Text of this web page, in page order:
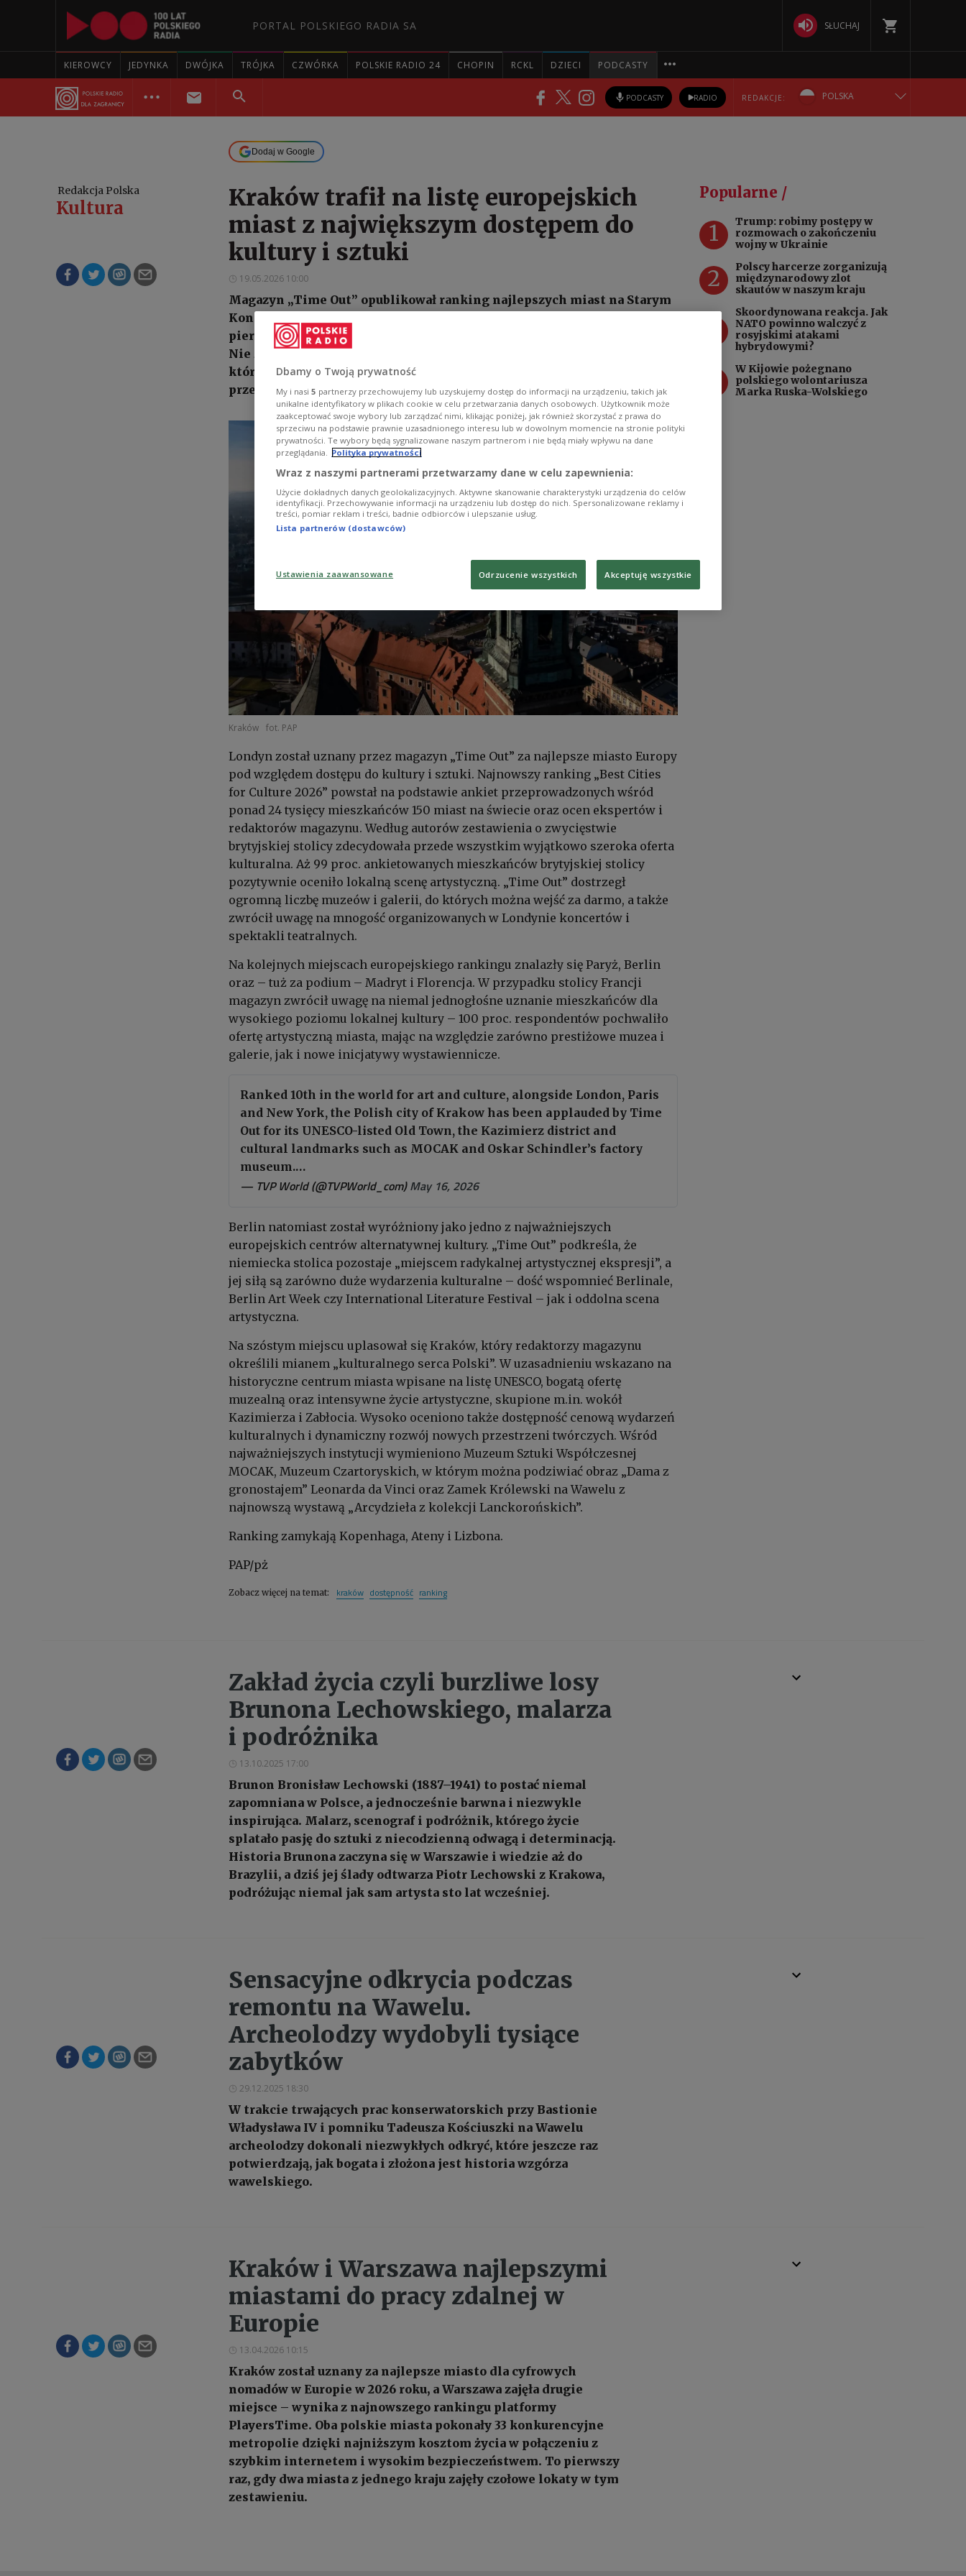
PORTAL POLSKIEGO RADIA SA SŁUCHAJ
KIEROWCY JEDYNKA DWÓJKA TRÓJKA CZWÓRKA POLSKIE RADIO 24 CHOPIN RCKL DZIECI PODCASTY
PODCASTY RADIO REDAKCJE: POLSKA
РУССКИЙ
УКРАЇНСЬКА
Dodaj w Google
Redakcja Polska
Kultura
Kraków trafił na listę europejskich
miast z największym dostępem do
kultury i sztuki
19.05.2026 10:00
Magazyn „Time Out” opublikował ranking najlepszych miast na Starym
Kontynencie pod względem artystyczno-kulturalnych zasobów. Palmę
pierwszeństwa zdobył Londyn, a tuż za nim uplasowały się Paryż i Berlin.
Nie zabrakło polskiego akcentu – do pierwszej dziesiątki trafił Kraków,
który doceniono za bogatą ofertę muzealną i dynamiczny rozwój nowych
przestrzeni twórczych.
Kraków fot. PAP
Londyn został uznany przez magazyn „Time Out” za najlepsze miasto Europy
pod względem dostępu do kultury i sztuki. Najnowszy ranking „Best Cities
for Culture 2026” powstał na podstawie ankiet przeprowadzonych wśród
ponad 24 tysięcy mieszkańców 150 miast na świecie oraz ocen ekspertów i
redaktorów magazynu. Według autorów zestawienia o zwycięstwie
brytyjskiej stolicy zdecydowała przede wszystkim wyjątkowo szeroka oferta
kulturalna. Aż 99 proc. ankietowanych mieszkańców brytyjskiej stolicy
pozytywnie oceniło lokalną scenę artystyczną. „Time Out” dostrzegł
ogromną liczbę muzeów i galerii, do których można wejść za darmo, a także
zwrócił uwagę na mnogość organizowanych w Londynie koncertów i
spektakli teatralnych.
Na kolejnych miejscach europejskiego rankingu znalazły się Paryż, Berlin
oraz – tuż za podium – Madryt i Florencja. W przypadku stolicy Francji
magazyn zwrócił uwagę na niemal jednogłośne uznanie mieszkańców dla
wysokiego poziomu lokalnej kultury – 100 proc. respondentów pochwaliło
ofertę artystyczną miasta, mając na względzie zarówno prestiżowe muzea i
galerie, jak i nowe inicjatywy wystawiennicze.
Ranked 10th in the world for art and culture, alongside London, Paris
and New York, the Polish city of Krakow has been applauded by Time
Out for its UNESCO-listed Old Town, the Kazimierz district and
cultural landmarks such as MOCAK and Oskar Schindler’s factory
museum.…
— TVP World (@TVPWorld_com)May 16, 2026
Berlin natomiast został wyróżniony jako jedno z najważniejszych
europejskich centrów alternatywnej kultury. „Time Out” podkreśla, że
niemiecka stolica pozostaje „miejscem radykalnej artystycznej ekspresji”, a
jej siłą są zarówno duże wydarzenia kulturalne – dość wspomnieć Berlinale,
Berlin Art Week czy International Literature Festival – jak i oddolna scena
artystyczna.
Na szóstym miejscu uplasował się Kraków, który redaktorzy magazynu
określili mianem „kulturalnego serca Polski”. W uzasadnieniu wskazano na
historyczne centrum miasta wpisane na listę UNESCO, bogatą ofertę
muzealną oraz intensywne życie artystyczne, skupione m.in. wokół
Kazimierza i Zabłocia. Wysoko oceniono także dostępność cenową wydarzeń
kulturalnych i dynamiczny rozwój nowych przestrzeni twórczych. Wśród
najważniejszych instytucji wymieniono Muzeum Sztuki Współczesnej
MOCAK, Muzeum Czartoryskich, w którym można podziwiać obraz „Dama z
gronostajem” Leonarda da Vinci oraz Zamek Królewski na Wawelu z
najnowszą wystawą „Arcydzieła z kolekcji Lanckorońskich”.
Ranking zamykają Kopenhaga, Ateny i Lizbona.
PAP/pż
Zobacz więcej na temat: kraków dostępność ranking
Popularne /
1
Trump: robimy postępy w
rozmowach o zakończeniu
wojny w Ukrainie
2
Polscy harcerze zorganizują
międzynarodowy zlot
skautów w naszym kraju
Skoordynowana reakcja. Jak
NATO powinno walczyć z
rosyjskimi atakami
hybrydowymi?
W Kijowie pożegnano
polskiego wolontariusza
Marka Ruska-Wolskiego
Zakład życia czyli burzliwe losy
Brunona Lechowskiego, malarza
i podróżnika
13.10.2025 17:00
Brunon Bronisław Lechowski (1887–1941) to postać niemal
zapomniana w Polsce, a jednocześnie barwna i niezwykle
inspirująca. Malarz, scenograf i podróżnik, którego życie
splatało pasję do sztuki z niecodzienną odwagą i determinacją.
Historia Brunona zaczyna się w Warszawie i wiedzie aż do
Brazylii, a dziś jej ślady odtwarza Piotr Lechowski z Krakowa,
podróżując niemal jak sam artysta sto lat wcześniej.
Sensacyjne odkrycia podczas
remontu na Wawelu.
Archeolodzy wydobyli tysiące
zabytków
29.12.2025 18:30
W trakcie trwających prac konserwatorskich przy Bastionie
Władysława IV i pomniku Tadeusza Kościuszki na Wawelu
archeolodzy dokonali niezwykłych odkryć, które jeszcze raz
potwierdzają, jak bogata i złożona jest historia wzgórza
wawelskiego.
Kraków i Warszawa najlepszymi
miastami do pracy zdalnej w
Europie
13.04.2026 10:15
Kraków został uznany za najlepsze miasto dla cyfrowych
nomadów w Europie w 2026 roku, a Warszawa zajęła drugie
miejsce – wynika z najnowszego rankingu platformy
PlayersTime. Oba polskie miasta pokonały 33 konkurencyjne
metropolie dzięki najniższym kosztom życia w połączeniu z
szybkim internetem i wysokim bezpieczeństwem. To pierwszy
raz, gdy dwa miasta z jednego kraju zajęły czołowe lokaty w tym
zestawieniu.
Dbamy o Twoją prywatność
My i nasi 5 partnerzy przechowujemy lub uzyskujemy dostęp do informacji na urządzeniu, takich jak
unikalne identyfikatory w plikach cookie w celu przetwarzania danych osobowych. Użytkownik może
zaakceptować swoje wybory lub zarządzać nimi, klikając poniżej, jak również skorzystać z prawa do
sprzeciwu na podstawie prawnie uzasadnionego interesu lub w dowolnym momencie na stronie polityki
prywatności. Te wybory będą sygnalizowane naszym partnerom i nie będą miały wpływu na dane
przeglądania. Polityka prywatności
Wraz z naszymi partnerami przetwarzamy dane w celu zapewnienia:
Użycie dokładnych danych geolokalizacyjnych. Aktywne skanowanie charakterystyki urządzenia do celów
identyfikacji. Przechowywanie informacji na urządzeniu lub dostęp do nich. Spersonalizowane reklamy i
treści, pomiar reklam i treści, badnie odbiorców i ulepszanie usług.
Lista partnerów (dostawców)
Ustawienia zaawansowane Odrzucenie wszystkich Akceptuję wszystkie